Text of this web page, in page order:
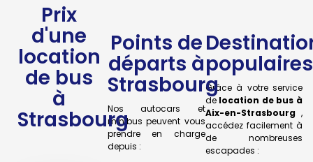
populaires
Grâce à votre service
de location de bus à
Aix-en-Strasbourg ,
accédez facilement à
de nombreuses
escapades :
Points de
départs à
Strasbourg
Nos autocars et
minibus peuvent vous
prendre en charge
depuis :
Prix
d'une
location
de bus
à
Strasbourg